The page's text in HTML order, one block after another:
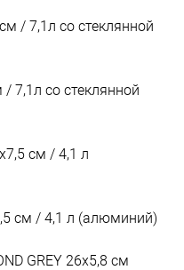
7,1л со стеклянной
см / 4,1 л (алюминий)